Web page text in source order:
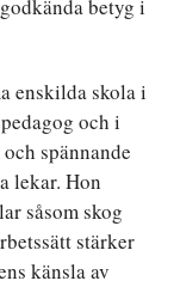
betyg i
enskilda skola i
och i
spännande
lekar. Hon
såsom skog
stärker
känsla av